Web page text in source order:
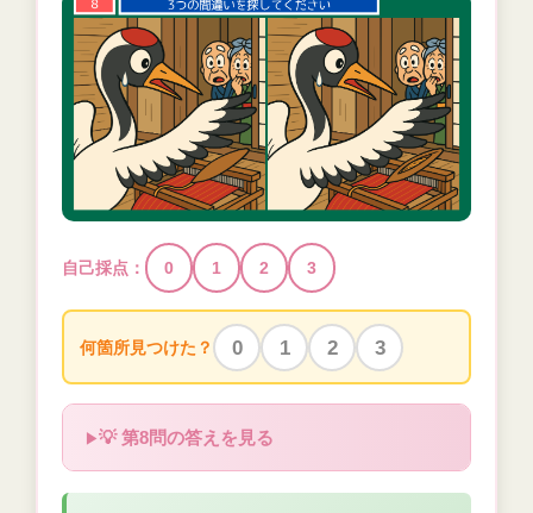
自己採点： 0 1 2 3
何箇所見つけた？ 0 1 2 3
💡 第8問の答えを見る